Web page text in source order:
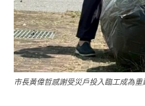
市長黃偉哲感謝受災戶投入臨工成為